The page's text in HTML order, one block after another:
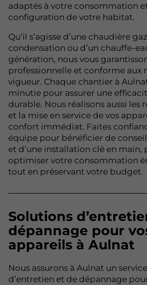
adaptés à votre consommation
configuration de votre habitat.
Qu’il s’agisse d’une chaudière
condensation ou d’un chauffe-
génération, nous vous
professionnelle et conforme aux
vigueur. Chaque chantier à
minutie pour assurer une
durable. Nous réalisons aussi les
et la mise en service de vos
confort immédiat. Faites
équipe pour bénéficier de
et d’une installation clé en main,
optimiser votre consommation
tout en préservant votre budget.
Solutions
dépannage pour
appareils à Aulnat
Nous assurons à Aulnat un
d’entretien et de dépannage